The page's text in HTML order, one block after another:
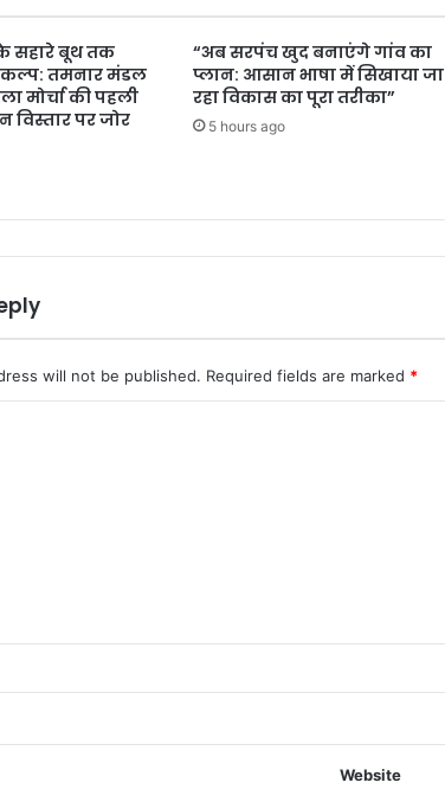
सहारे बूथ तक
तमनार मंडल
मोर्चा की पहली
पर जोर
“अब सरपंच खुद बनाएंगे गांव का
प्लान: आसान भाषा में सिखाया जा
रहा विकास का पूरा तरीका”
5 hours ago
will not be published. Required fields are marked *
Website